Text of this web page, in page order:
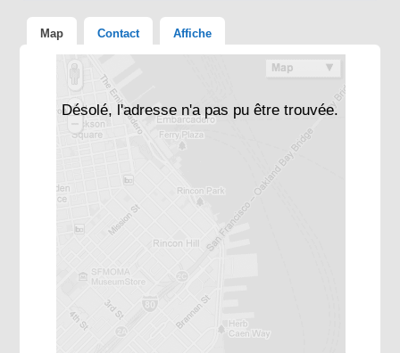
Map Contact Affiche
Désolé, l'adresse n'a pas pu être trouvée.